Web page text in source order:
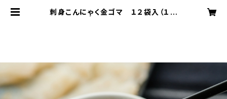
刺身こんにゃく金ゴマ １２袋入（１ケ